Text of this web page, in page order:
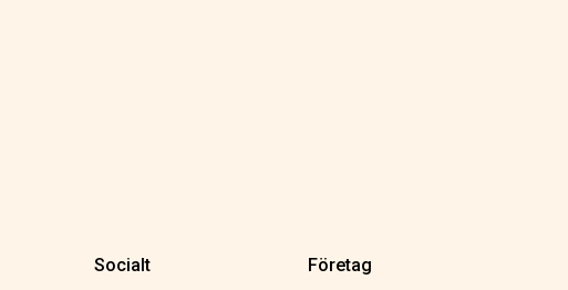
Socialt Företag